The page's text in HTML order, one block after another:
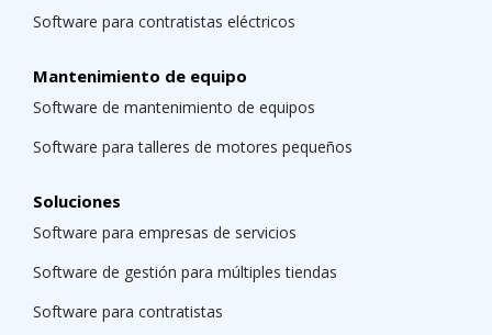
Software para contratistas eléctricos
Mantenimiento de equipo
Software de mantenimiento de equipos
Software para talleres de motores pequeños
Soluciones
Software para empresas de servicios
Software de gestión para múltiples tiendas
Software para contratistas